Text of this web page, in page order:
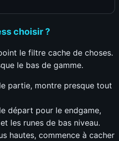
choisir ?
le filtre cache de choses.
le bas de gamme.
partie, montre presque tout
départ pour le endgame,
les runes de bas niveau.
hautes, commence à cacher